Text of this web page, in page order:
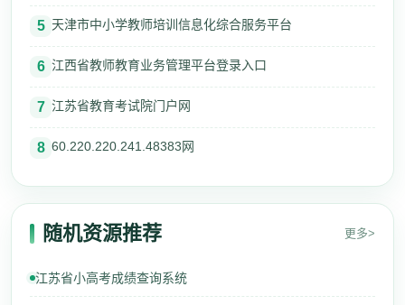
5 天津市中小学教师培训信息化综合服务平台
6 江西省教师教育业务管理平台登录入口
7 江苏省教育考试院门户网
8 60.220.220.241.48383网
随机资源推荐 更多>
江苏省小高考成绩查询系统